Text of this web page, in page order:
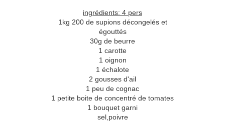
ingrédients: 4 pers
1kg 200 de supions décongelés et
égouttés
30g de beurre
1 carotte
1 oignon
1 échalote
2 gousses d'ail
1 peu de cognac
1 petite boite de concentré de tomates
1 bouquet garni
sel,poivre